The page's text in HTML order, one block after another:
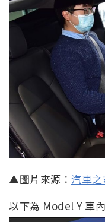
▲圖片來源： 汽車之
以下為 Model Y 車